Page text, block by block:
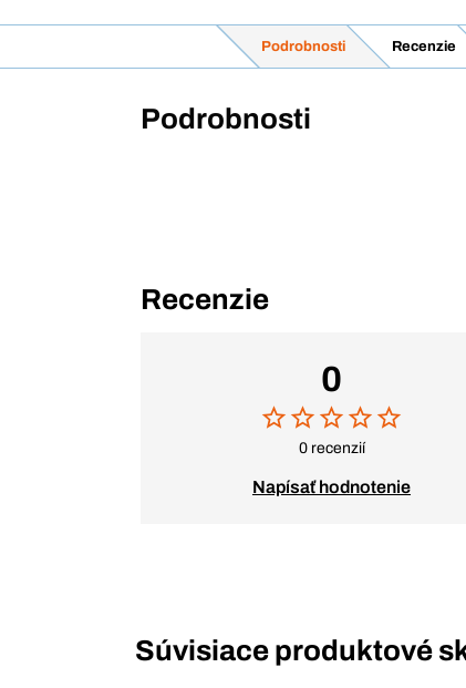
Podrobnosti Recenzie
Podrobnosti
Recenzie
0
0 recenzií
Napísať hodnotenie
Súvisiace produktové